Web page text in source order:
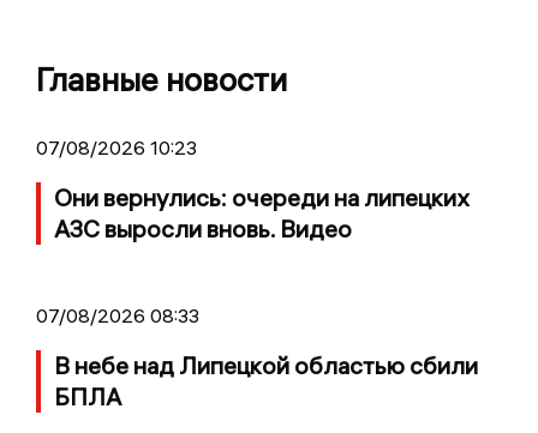
Главные новости
07/08/2026 10:23
Они вернулись: очереди на липецких
АЗС выросли вновь. Видео
07/08/2026 08:33
В небе над Липецкой областью сбили
БПЛА